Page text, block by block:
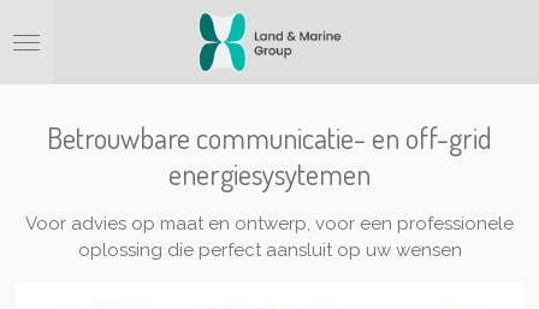
direct
hoofdinhoud
Betrouwbare communicatie- en off-grid
energiesysytemen
Voor advies op maat en ontwerp, voor een professionele
oplossing die perfect aansluit op uw wensen